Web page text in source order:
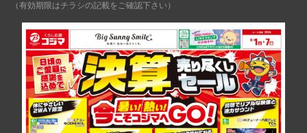
（有効期限はチラシの記載をご確認下さい）